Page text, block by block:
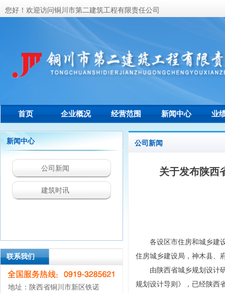
首页 企业概况 经营范围 新闻中心 业
您好！欢迎访问铜川市第二建筑工程有限责任公司
关于发布陕西
各设区市住房和城乡建
住房城乡建设局，神木县、
由陕西省城乡规划设计
规划设计导则》，已经陕西
联系我们
公司新闻
新闻中心
公司新闻
建筑时讯
联系我们
地址：陕西省铜川市新区铁诺